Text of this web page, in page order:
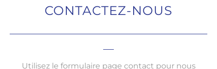
CONTACTEZ-NOUS
Utilisez le formulaire page contact pour nous